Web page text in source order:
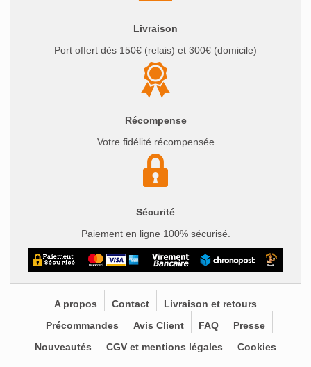
Livraison
Port offert dès 150€ (relais) et 300€ (domicile)
Récompense
Votre fidélité récompensée
Sécurité
Paiement en ligne 100% sécurisé.
A propos Contact
Livraison et retours
Précommandes
Avis Client FAQ
Presse
Nouveautés
CGV et mentions légales Cookies